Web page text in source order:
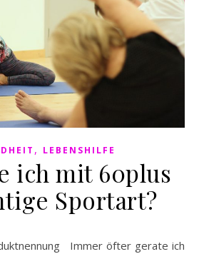
, LEBENSHILFE
ich mit 60plus
Sportart?